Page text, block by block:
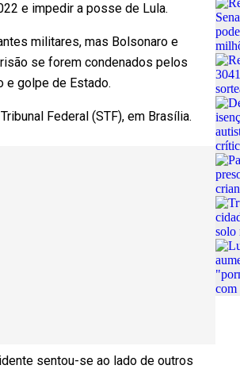
e impedir a posse de Lula.
militares, mas Bolsonaro e
se forem condenados pelos
e golpe de Estado.
Federal (STF), em Brasília.
sentou-se ao lado de outros